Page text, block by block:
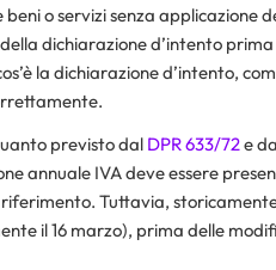
o servizi senza applicazione
dichiarazione d’intento
la dichiarazione d’intento,
previsto dal DPR 633/72e
annuale IVA deve essere
Tuttavia,
il 16 marzo), prima delle